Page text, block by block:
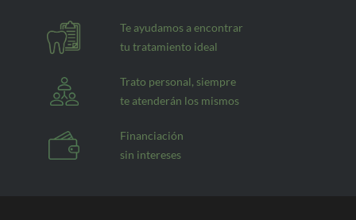
Te ayudamos a encontrar
tu tratamiento ideal
Trato personal, siempre
te atenderán los mismos
Financiación
sin intereses